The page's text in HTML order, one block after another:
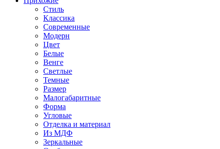
Стиль
Классика
Современные
Модерн
Цвет
Белые
Венге
Светлые
Темные
Размер
Малогабаритные
Форма
Угловые
Отделка и материал
Из МДФ
Зеркальные